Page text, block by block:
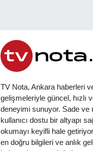
TV Nota, Ankara haberleri
gelişmeleriyle güncel, hızlı
deneyimi sunuyor. Sade ve
kullanıcı dostu bir altyapı
okumayı keyifli hale
en doğru bilgileri ve anlık